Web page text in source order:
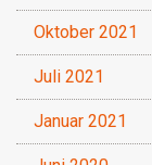
Oktober 2021
Juli 2021
Januar 2021